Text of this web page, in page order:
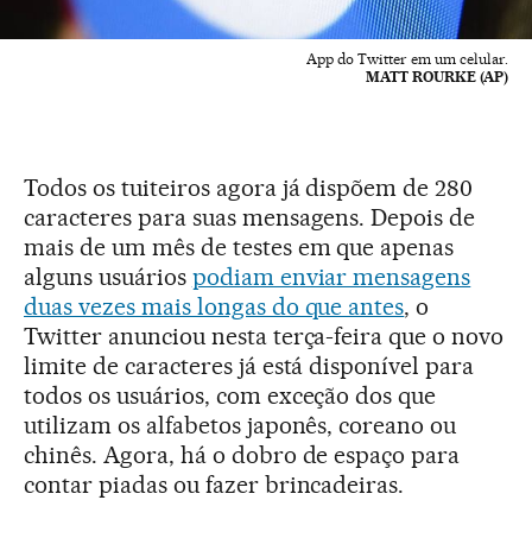
App do Twitter em um celular.
MATT ROURKE (AP)
Todos os tuiteiros agora já dispõem de 280
caracteres para suas mensagens. Depois de
mais de um mês de testes em que apenas
alguns usuários podiam enviar mensagens
duas vezes mais longas do que antes, o
Twitter anunciou nesta terça-feira que o novo
limite de caracteres já está disponível para
todos os usuários, com exceção dos que
utilizam os alfabetos japonês, coreano ou
chinês. Agora, há o dobro de espaço para
contar piadas ou fazer brincadeiras.